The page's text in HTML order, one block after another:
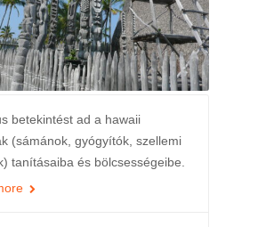
betekintést ad a hawaii
(sámánok, gyógyítók, szellemi
tanításaiba és bölcsességeibe.